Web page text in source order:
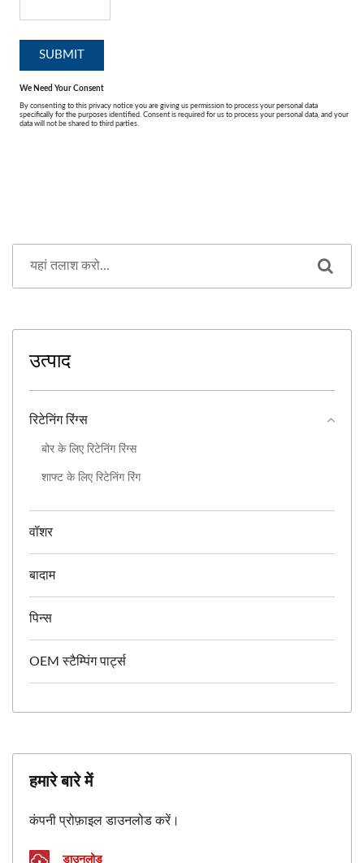
उत्पाद
रिटेनिंग रिंग्स
बोर के लिए रिटेनिंग रिंग्स
शाफ्ट के लिए रिटेनिंग रिंग
वॉशर
बादाम
पिन्स
OEM स्टैम्पिंग पार्ट्स
हमारे बारे में
कंपनी प्रोफ़ाइल डाउनलोड करें।
डाउनलोड